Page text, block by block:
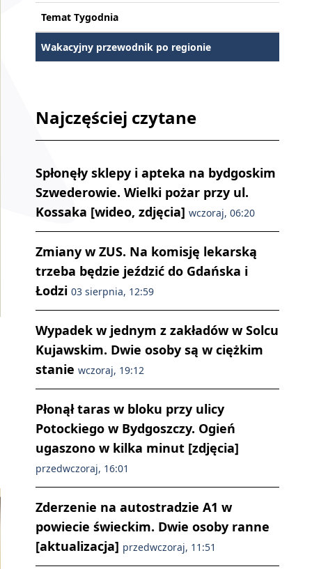
Temat Tygodnia
Wakacyjny przewodnik po regionie
Najczęściej czytane
Spłonęły sklepy i apteka na bydgoskim
Szwederowie. Wielki pożar przy ul.
Kossaka [wideo, zdjęcia] wczoraj, 06:20
Zmiany w ZUS. Na komisję lekarską
trzeba będzie jeździć do Gdańska i
Łodzi 03 sierpnia, 12:59
Wypadek w jednym z zakładów w Solcu
Kujawskim. Dwie osoby są w ciężkim
stanie wczoraj, 19:12
Płonął taras w bloku przy ulicy
Potockiego w Bydgoszczy. Ogień
ugaszono w kilka minut [zdjęcia]
przedwczoraj, 16:01
Zderzenie na autostradzie A1 w
powiecie świeckim. Dwie osoby ranne
[aktualizacja] przedwczoraj, 11:51